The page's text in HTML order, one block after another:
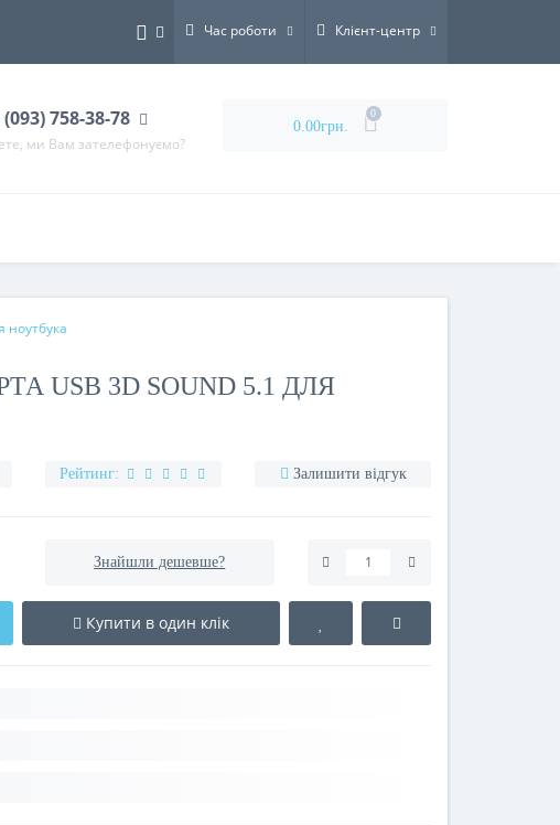
Час роботи Клієнт-центр
(093) 758-38-78
ми Вам зателефонуємо?
0.00грн.
0
ноутбука
USB 3D SOUND 5.1 ДЛЯ
Рейтинг: Залишити відгук
Знайшли дешевше?
Купити в один клік